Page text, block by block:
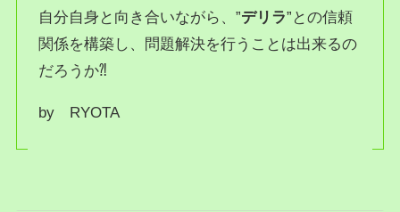
自分自身と向き合いながら、”デリラ”との信頼
関係を構築し、問題解決を行うことは出来るの
だろうか⁈
by RYOTA